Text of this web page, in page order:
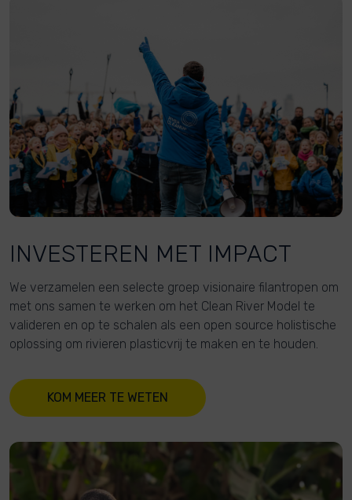
INVESTEREN MET IMPACT
We verzamelen een selecte groep visionaire filantropen om
met ons samen te werken om het Clean River Model te
valideren en op te schalen als een open source holistische
oplossing om rivieren plasticvrij te maken en te houden.
KOM MEER TE WETEN